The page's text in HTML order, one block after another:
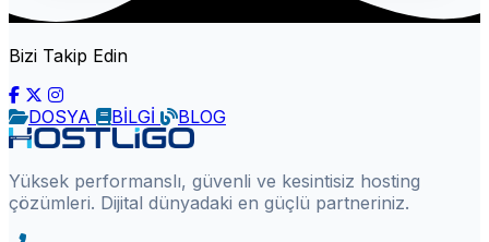
Bizi Takip Edin
DOSYA BİLGİ BLOG
Yüksek performanslı, güvenli ve kesintisiz hosting
çözümleri. Dijital dünyadaki en güçlü partneriniz.